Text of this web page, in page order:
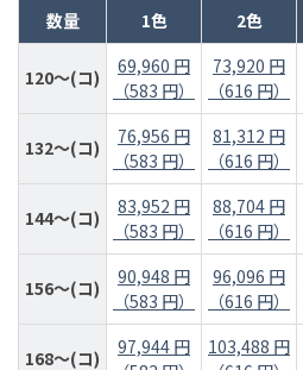
数量 1色 2色
120～(コ)
69,960 円
（583 円）
73,920 円
（616 円）
132～(コ)
76,956 円
（583 円）
81,312 円
（616 円）
144～(コ)
83,952 円
（583 円）
88,704 円
（616 円）
156～(コ)
90,948 円
（583 円）
96,096 円
（616 円）
168～(コ)
97,944 円
103,488 円